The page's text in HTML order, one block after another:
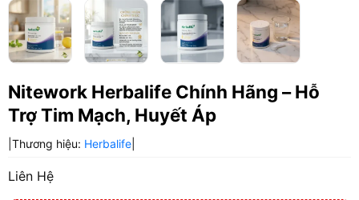
Nitework Herbalife Chính Hãng – Hỗ
Trợ Tim Mạch, Huyết Áp
Thương hiệu: Herbalife|
Liên Hệ